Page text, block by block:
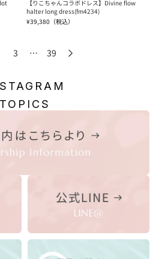
【りこちゃんコラボドレス】Divine flow
halter long dress(fm4234)
¥39,380 （税込）
3 … 39
TOPICS